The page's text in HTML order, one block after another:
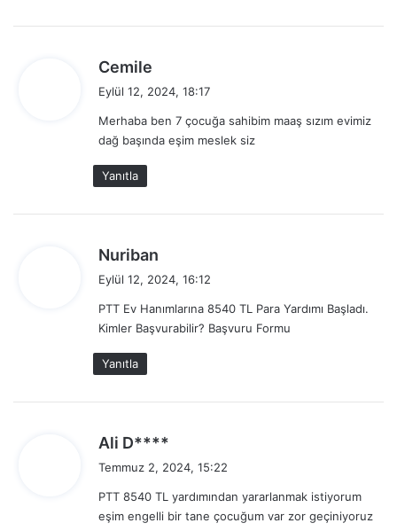
Cemile
e
i
k
Eylül 12, 2024, 18:17
Merhaba ben 7 çocuğa sahibim maaş sızım evimiz
dağ başında eşim meslek siz
Yanıtla
Nuriban
e
i
k
Eylül 12, 2024, 16:12
PTT Ev Hanımlarına 8540 TL Para Yardımı Başladı.
Kimler Başvurabilir? Başvuru Formu
Yanıtla
Ali D****
e
k
Temmuz 2, 2024, 15:22
PTT 8540 TL yardımından yararlanmak istiyorum
eşim engelli bir tane çocuğum var zor geçiniyoruz